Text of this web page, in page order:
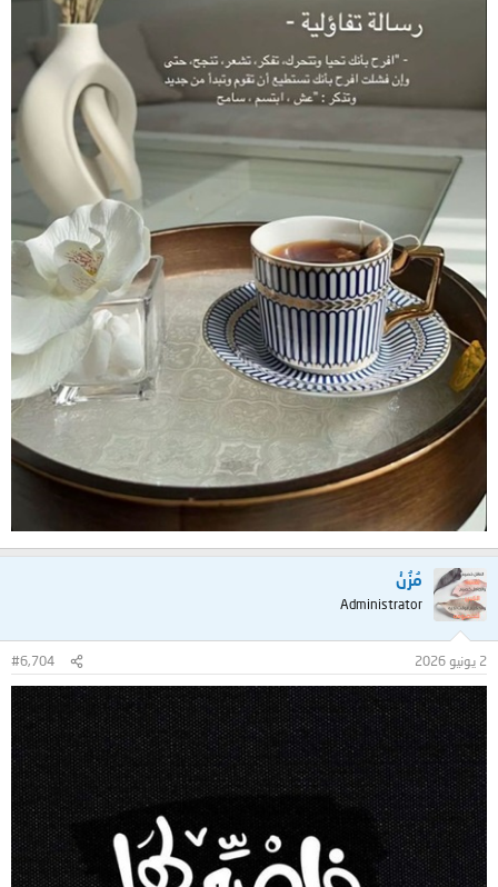
مُزُنْ
Administrator
2 يونيو 2026 #6,704